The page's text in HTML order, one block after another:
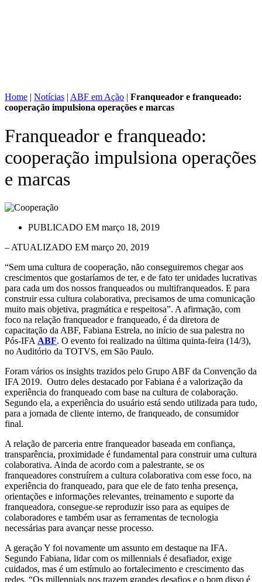
Home | Notícias | ABF em Ação | Franqueador e franqueado:
cooperação impulsiona operações e marcas
Franqueador e franqueado:
cooperação impulsiona operações
e marcas
PUBLICADO EM março 18, 2019
– ATUALIZADO EM março 20, 2019
“Sem uma cultura de cooperação, não conseguiremos chegar aos
crescimentos que gostaríamos de ter, e de fato ter unidades lucrativas
para cada um dos nossos franqueados ou multifranqueados. E para
construir essa cultura colaborativa, precisamos de uma comunicação
muito mais objetiva, pragmática e respeitosa”. A afirmação, com
foco na relação franqueador e franqueado, é da diretora de
capacitação da ABF, Fabiana Estrela, no início de sua palestra no
Pós-IFA ABF. O evento foi realizado na última quinta-feira (14/3),
no Auditório da TOTVS, em São Paulo.
Foram vários os insights trazidos pelo Grupo ABF da Convenção da
IFA 2019. Outro deles destacado por Fabiana é a valorização da
experiência do franqueado com base na cultura de colaboração.
Segundo ela, a experiência do usuário está sendo utilizada para tudo,
para a jornada de cliente interno, de franqueado, de consumidor
final.
A relação de parceria entre franqueador baseada em confiança,
transparência, proximidade é fundamental para construir uma cultura
colaborativa. Ainda de acordo com a palestrante, se os
franqueadores construírem a cultura colaborativa com esse foco, na
experiência do franqueado, para que ele de fato tenha presença,
orientações e informações relevantes, treinamento e suporte da
franqueadora, consegue-se reproduzir isso para as equipes de
colaboradores e também usar as ferramentas de tecnologia
necessárias para avançar nesse processo.
A geração Y foi novamente um assunto em destaque na IFA.
Segundo Fabiana, lidar com os millennials é desafiador, exige
cuidados, mas é um estímulo ao fortalecimento e crescimento das
redes. “Os millennials nos trazem grandes desafios e o bom disso é